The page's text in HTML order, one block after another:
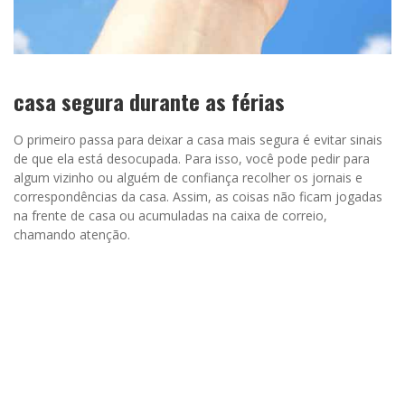
casa segura durante as férias
O primeiro passa para deixar a casa mais segura é evitar sinais
de que ela está desocupada. Para isso, você pode pedir para
algum vizinho ou alguém de confiança recolher os jornais e
correspondências da casa. Assim, as coisas não ficam jogadas
na frente de casa ou acumuladas na caixa de correio,
chamando atenção.